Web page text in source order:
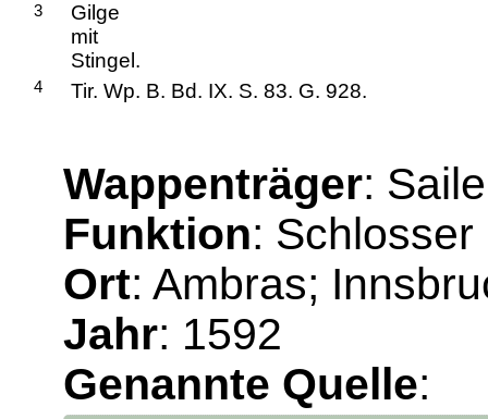
3
Gilge
mit
Stingel.
4 Tir. Wp. B. Bd. IX. S. 83. G. 928.
Wappenträger:
Funktion: Schlosser
Ort: Ambras;
Jahr: 1592
Genannte Quelle: